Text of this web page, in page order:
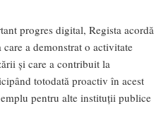
progres digital, Regista acordă
a demonstrat o activitate
și care a contribuit la
totodată proactiv în acest
pentru alte instituții publice